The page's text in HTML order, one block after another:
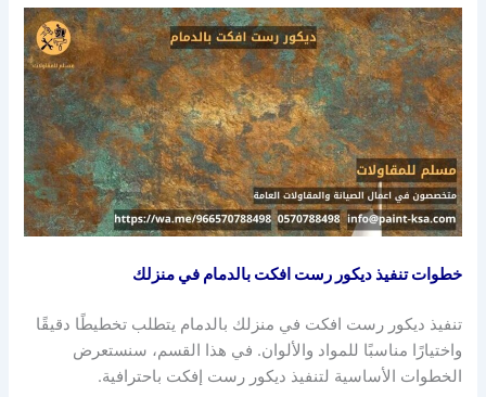
خطوات تنفيذ ديكور رست افكت بالدمام في منزلك
تنفيذ ديكور رست افكت في منزلك بالدمام يتطلب تخطيطًا دقيقًا
واختيارًا مناسبًا للمواد والألوان. في هذا القسم، سنستعرض
الخطوات الأساسية لتنفيذ ديكور رست إفكت باحترافية.